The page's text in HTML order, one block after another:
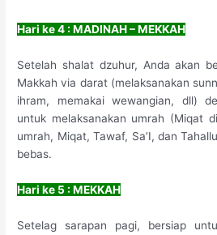
Hari ke 4 : MADINAH – MEKKAH
Setelah shalat dzuhur, Anda akan
Makkah via darat (melaksanakan
ihram, memakai wewangian, dll)
untuk melaksanakan umrah (Miqat
umrah, Miqat, Tawaf, Sa’I, dan
bebas.
Hari ke 5 : MEKKAH
Setelag sarapan pagi, bersiap